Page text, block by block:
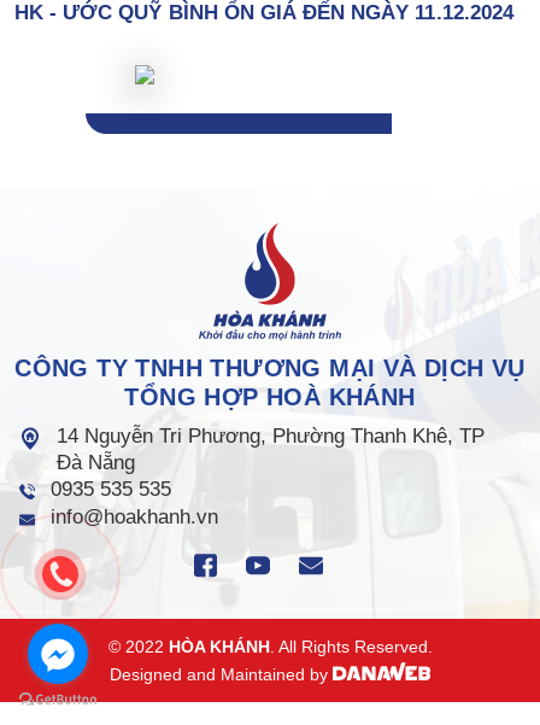
HK - ƯỚC QUỸ BÌNH ỔN GIÁ ĐẾN NGÀY 11.12.2024
CÔNG TY TNHH THƯƠNG MẠI VÀ DỊCH VỤ
TỔNG HỢP HOÀ KHÁNH
14 Nguyễn Tri Phương, Phường Thanh Khê, TP
Đà Nẵng
0935 535 535
info@hoakhanh.vn
© 2022 HÒA KHÁNH. All Rights Reserved.
Designed and Maintained by